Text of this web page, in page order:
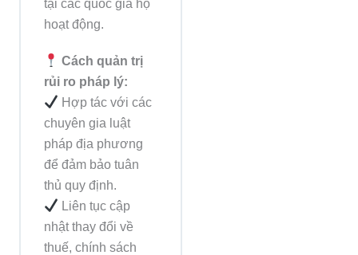
tại các quốc gia họ
hoạt động.
Cách quản trị
rủi ro pháp lý:
Hợp tác với các
chuyên gia luật
pháp địa phương
để đảm bảo tuân
thủ quy định.
Liên tục cập
nhật thay đổi về
thuế, chính sách